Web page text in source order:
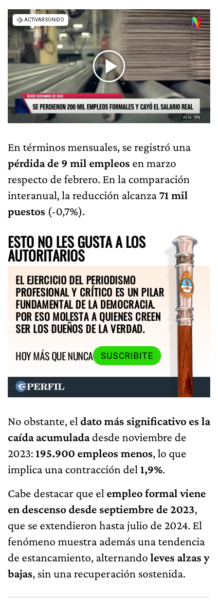
En términos mensuales, se registró una
pérdida de 9 mil empleos en marzo
respecto de febrero. En la comparación
interanual, la reducción alcanza 71 mil
puestos (-0,7%).
ESTO NO LES GUSTA A LOS
AUTORITARIOS
EL EJERCICIO DEL PERIODISMO
PROFESIONAL Y CRÍTICO ES UN PILAR
FUNDAMENTAL DE LA DEMOCRACIA.
POR ESO MOLESTA A QUIENES CREEN
SER LOS DUEÑOS DE LA VERDAD.
HOY MÁS QUE NUNCA
SUSCRIBITE
No obstante, el dato más significativo es la
caída acumuladadesde noviembre de
2023:195.900 empleos menos, lo que
implica una contracción del 1,9%.
Cabe destacar que el empleo formal viene
en descenso desde septiembre de 2023,
que se extendieron hasta julio de 2024. El
fenómeno muestra además una tendencia
de estancamiento, alternando leves alzas y
bajas, sin una recuperación sostenida.